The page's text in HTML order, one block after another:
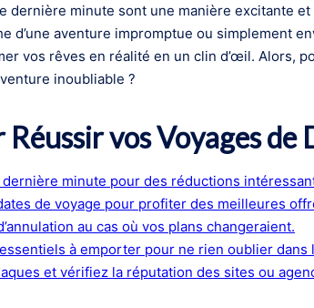
dernière minute sont une manière excitante et
d’une aventure impromptue ou simplement
vos rêves en réalité en un clin d’œil. Alors,
inoubliable ?
Réussir vos Voyages
minute pour des réductions
de voyage pour profiter des meilleures
au cas où vos plans changeraient.
à emporter pour ne rien oublier dans
et vérifiez la réputation des sites ou